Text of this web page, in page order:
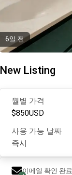
6일 전
New Listing
월별 가격
$850USD
사용 가능 날짜
즉시
이메일 확인 완료